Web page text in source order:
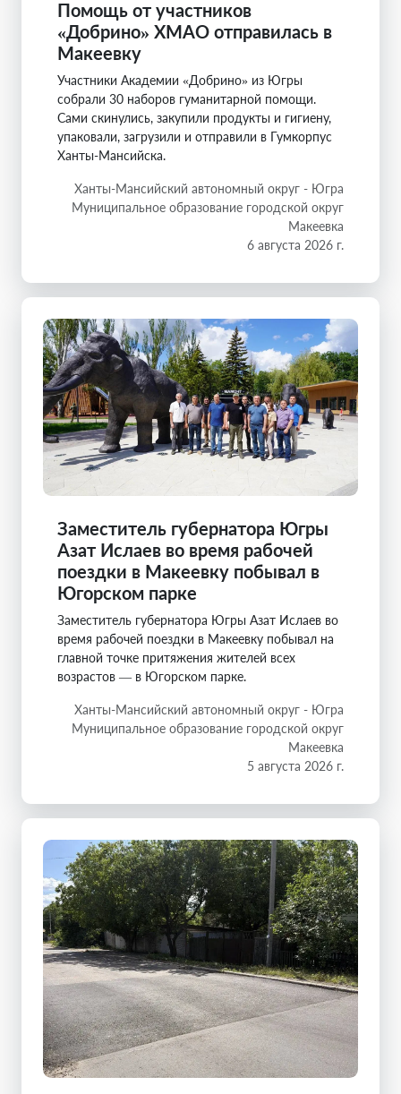
Помощь от участников
«Добрино» ХМАО отправилась в
Макеевку
Участники Академии «Добрино» из Югры
собрали 30 наборов гуманитарной помощи.
Сами скинулись, закупили продукты и гигиену,
упаковали, загрузили и отправили в Гумкорпус
Ханты-Мансийска.
Ханты-Мансийский автономный округ - Югра
Муниципальное образование городской округ
Макеевка
6 августа 2026 г.
Заместитель губернатора Югры
Азат Ислаев во время рабочей
поездки в Макеевку побывал в
Югорском парке
Заместитель губернатора Югры Азат Ислаев во
время рабочей поездки в Макеевку побывал на
главной точке притяжения жителей всех
возрастов — в Югорском парке.
Ханты-Мансийский автономный округ - Югра
Муниципальное образование городской округ
Макеевка
5 августа 2026 г.